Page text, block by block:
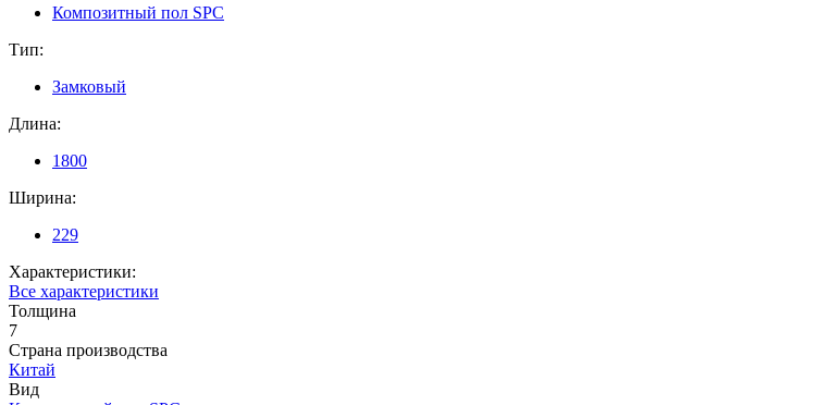
Композитный пол SPC
Тип:
Замковый
Длина:
1800
Ширина:
229
Характеристики:
Все характеристики
Толщина
7
Страна производства
Китай
Вид